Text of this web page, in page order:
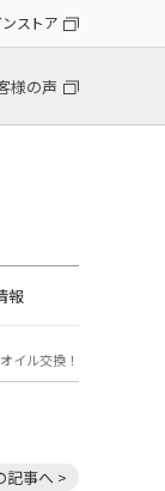
ストア
様の声
報
イル交換！
記事へ >